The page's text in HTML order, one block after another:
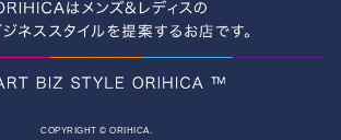
COPYRIGHT © ORIHICA.